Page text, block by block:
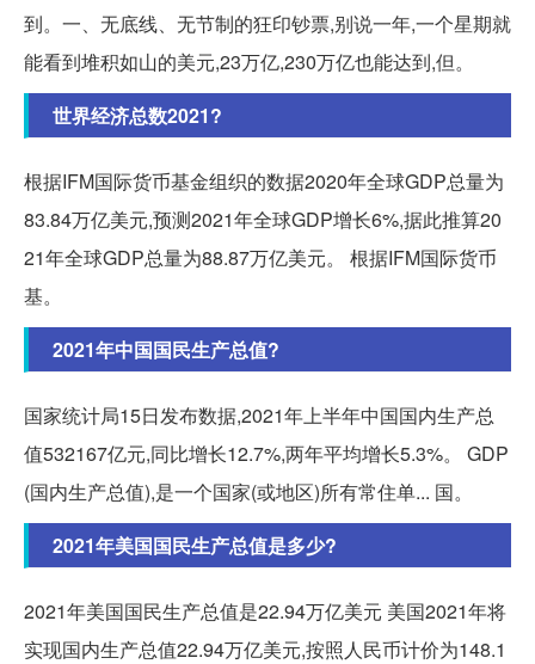
到。一、无底线、无节制的狂印钞票,别说一年,一个星期就
能看到堆积如山的美元,23万亿,230万亿也能达到,但。
世界经济总数2021?
根据IFM国际货币基金组织的数据2020年全球GDP总量为
83.84万亿美元,预测2021年全球GDP增长6%,据此推算20
21年全球GDP总量为88.87万亿美元。 根据IFM国际货币
基。
2021年中国国民生产总值?
国家统计局15日发布数据,2021年上半年中国国内生产总
值532167亿元,同比增长12.7%,两年平均增长5.3%。 GDP
(国内生产总值),是一个国家(或地区)所有常住单... 国。
2021年美国国民生产总值是多少?
2021年美国国民生产总值是22.94万亿美元 美国2021年将
实现国内生产总值22.94万亿美元,按照人民币计价为148.1